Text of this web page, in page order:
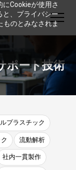
Cookieが使用さ
と、プライバシー
ものとみなされま
ポート技術
プラスチック
流動解析
社内一貫製作